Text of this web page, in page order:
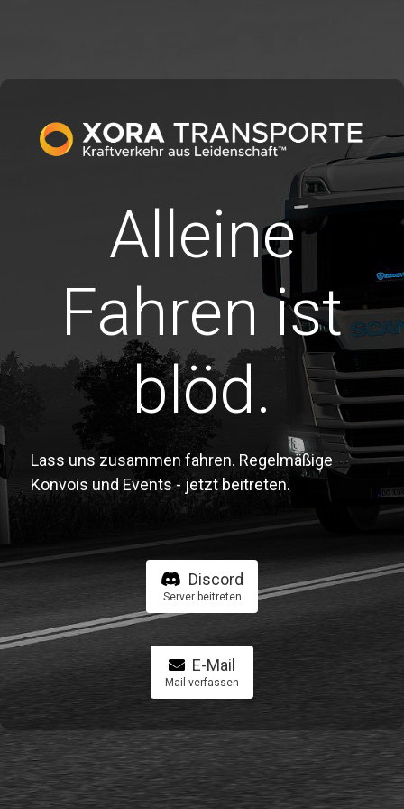
Alleine
Fahren ist
blöd.
Lass uns zusammen fahren. Regelmäßige
Konvois und Events - jetzt beitreten.
Discord
Server beitreten
E-Mail
Mail verfassen